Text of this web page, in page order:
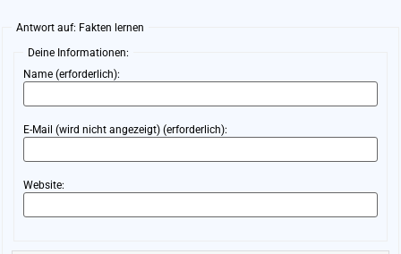
Antwort auf: Fakten lernen
Deine Informationen:
Name (erforderlich):
E-Mail (wird nicht angezeigt) (erforderlich):
Website: